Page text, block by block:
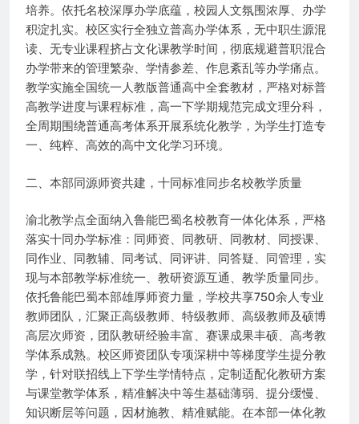
培养。依托名校深厚办学底蕴，校园人文氛围浓厚、办学
积淀扎实。校区实行全独立普高办学体系，无中职生源混
读、无专业课程挤占文化课教学时间，彻底规避普职混合
办学带来的管理繁杂、学情参差、作息紊乱等办学痛点。
教学实施全国统一人教版普通高中全套教材，严格对标普
高教学进度与课程标准，高一下学期规范完成文理分科，
全周期围绕普通高考体系开展系统化教学，为学生打造专
一、纯粹、高效的高中文化学习环境。
二、本部同源师资共建，十同标准同步名校教学质量
渝北教学点全面纳入鲁能巴蜀名校教育一体化体系，严格
落实十同办学标准：同师资、同教研、同教材、同授课、
同作业、同教辅、同考试、同评讲、同答疑、同管理，实
现与本部教学标准统一、教研资源互通、教学质量同步。
依托鲁能巴蜀本部雄厚师资力量，学校共享750余人专业
教师团队，汇聚正高级教师、特级教师、高级教师及硕博
高层次师资，团队教研经验丰富、赛课成果丰硕、高考教
学体系成熟。校区师资团队专项深耕中等梯度学生提分教
学，针对联招线上下学生学情特点，定制适配化教研方案
与课堂教学体系，精准解决中等生基础薄弱、提分缓慢、
知识断层等问题，因材施教、精准赋能。在本部一体化教